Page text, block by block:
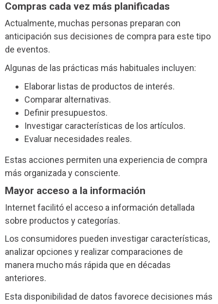
Compras cada vez más planificadas
Actualmente, muchas personas preparan con
anticipación sus decisiones de compra para este tipo
de eventos.
Algunas de las prácticas más habituales incluyen:
Elaborar listas de productos de interés.
Comparar alternativas.
Definir presupuestos.
Investigar características de los artículos.
Evaluar necesidades reales.
Estas acciones permiten una experiencia de compra
más organizada y consciente.
Mayor acceso a la información
Internet facilitó el acceso a información detallada
sobre productos y categorías.
Los consumidores pueden investigar características,
analizar opciones y realizar comparaciones de
manera mucho más rápida que en décadas
anteriores.
Esta disponibilidad de datos favorece decisiones más